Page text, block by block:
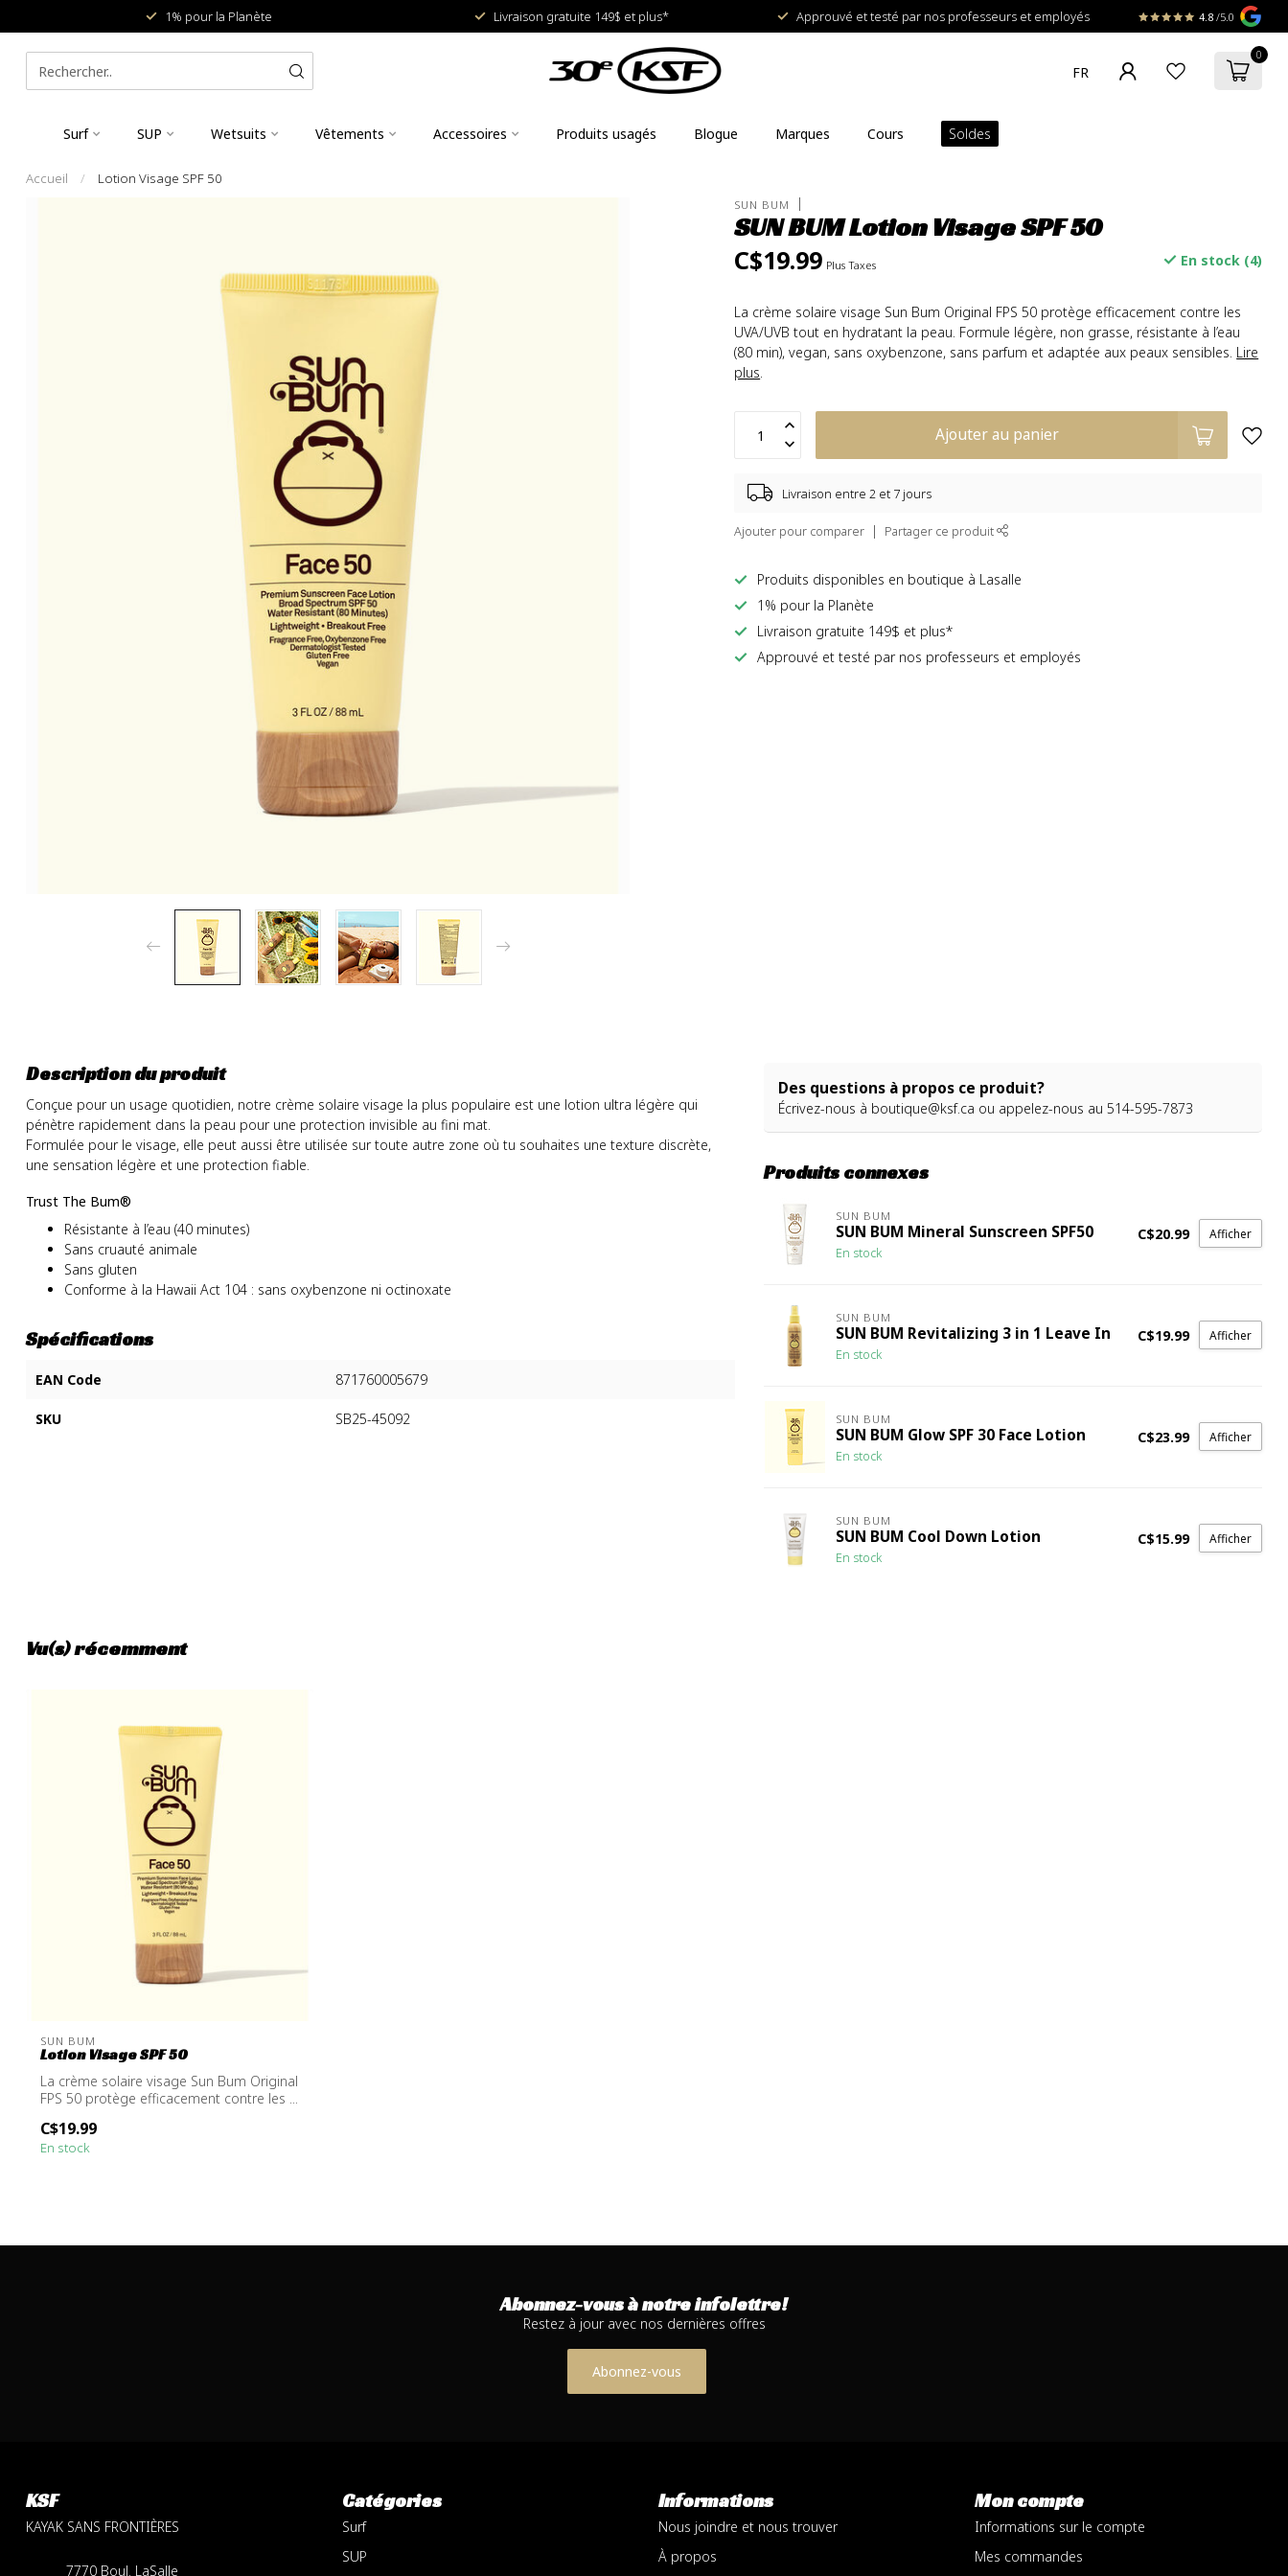
1% pour la Planète Livraison gratuite 149$ et plus* Approuvé et testé par nos professeurs et employés 4.8 /5.0
0
Surf SUP Wetsuits Vêtements Accessoires Produits usagés Blogue Marques Cours Soldes
Accueil / Lotion Visage SPF 50
SUN BUM
SUN BUM Lotion Visage SPF 50
C$19.99 Plus Taxes En stock (4)
La crème solaire visage Sun Bum Original FPS 50 protège efficacement contre les
UVA/UVB tout en hydratant la peau. Formule légère, non grasse, résistante à l’eau
(80 min), vegan, sans oxybenzone, sans parfum et adaptée aux peaux sensibles. Lire
plus.
Ajouter au panier
Livraison entre 2 et 7 jours
Ajouter pour comparer Partager ce produit
Produits disponibles en boutique à Lasalle
1% pour la Planète
Livraison gratuite 149$ et plus*
Approuvé et testé par nos professeurs et employés
Description du produit
Conçue pour un usage quotidien, notre crème solaire visage la plus populaire est une lotion ultra légère qui
pénètre rapidement dans la peau pour une protection invisible au fini mat.
Formulée pour le visage, elle peut aussi être utilisée sur toute autre zone où tu souhaites une texture discrète,
une sensation légère et une protection fiable.
Trust The Bum®
Résistante à l’eau (40 minutes)
Sans cruauté animale
Sans gluten
Conforme à la Hawaii Act 104 : sans oxybenzone ni octinoxate
Spécifications
EAN Code 871760005679
SKU SB25-45092
Des questions à propos ce produit?
Écrivez-nous à boutique@ksf.ca ou appelez-nous au 514-595-7873
Produits connexes
SUN BUM
SUN BUM Mineral Sunscreen SPF50
En stock
C$20.99 Afficher
SUN BUM
SUN BUM Revitalizing 3 in 1 Leave In
En stock
C$19.99 Afficher
SUN BUM
SUN BUM Glow SPF 30 Face Lotion
En stock
C$23.99 Afficher
SUN BUM
SUN BUM Cool Down Lotion
En stock
C$15.99 Afficher
Vu(s) récemment
SUN BUM
Lotion Visage SPF 50
La crème solaire visage Sun Bum Original
FPS 50 protège efficacement contre les ...
C$19.99
En stock
Abonnez-vous à notre infolettre!
Restez à jour avec nos dernières offres
Abonnez-vous
KSF
KAYAK SANS FRONTIÈRES
7770 Boul. LaSalle
Catégories
Surf
SUP
Informations
Nous joindre et nous trouver
À propos
Mon compte
Informations sur le compte
Mes commandes